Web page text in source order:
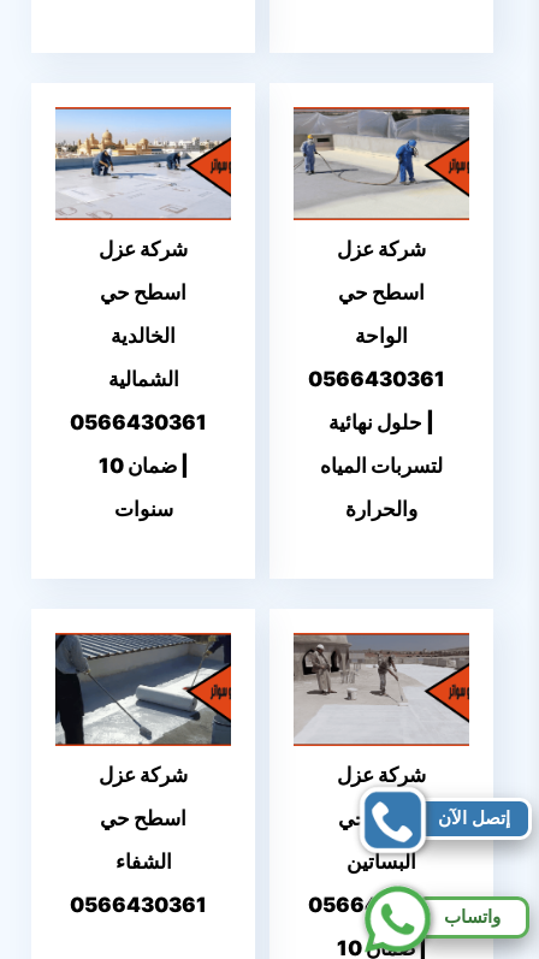
شركة عزل
اسطح حي
الواحة
0566430361
| حلول نهائية
لتسربات المياه
والحرارة
شركة عزل
اسطح حي
الخالدية
الشمالية
0566430361
| ضمان 10
سنوات
شركة عزل
اسطح حي
البساتين
0566430361
| ضمان 10
شركة عزل
اسطح حي
الشفاء
0566430361
إتصل الآن
واتساب